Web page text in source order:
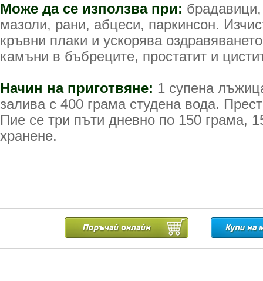
Може да се използва при:
мазоли, рани, абцеси, паркинсон.
кръвни плаки и ускорява
камъни в бъбреците, простатит и
Начин на приготвяне: 1 супена
залива с 400 грама студена вода.
Пие се три пъти дневно по 150 грама,
хранене.